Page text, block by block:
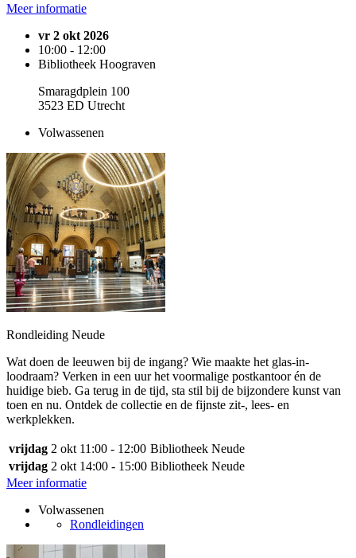
Meer informatie
vr 2 okt 2026
10:00 - 12:00
Bibliotheek Hoograven
Smaragdplein 100
3523 ED Utrecht
Volwassenen
Rondleiding Neude
Wat doen de leeuwen bij de ingang? Wie maakte het glas-in-
loodraam? Verken in een uur het voormalige postkantoor én de
huidige bieb. Ga terug in de tijd, sta stil bij de bijzondere kunst van
toen en nu. Ontdek de collectie en de fijnste zit-, lees- en
werkplekken.
vrijdag 2 okt 11:00 - 12:00 Bibliotheek Neude
vrijdag 2 okt 14:00 - 15:00 Bibliotheek Neude
Meer informatie
Volwassenen
Rondleidingen